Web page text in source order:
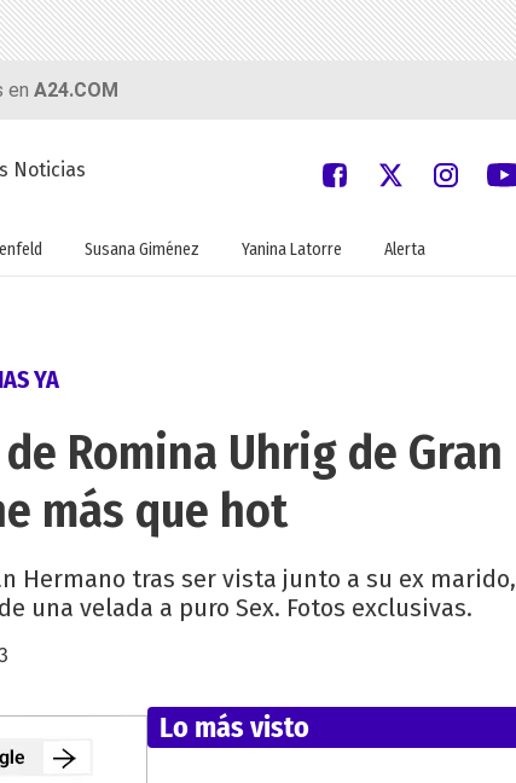
en A24.COM
Noticias
Susana Giménez Yanina Latorre Alerta
YA
Romina Uhrig de Gran
más que hot
Hermano tras ser vista junto a su ex marido,
una velada a puro Sex. Fotos exclusivas.
Lo más visto